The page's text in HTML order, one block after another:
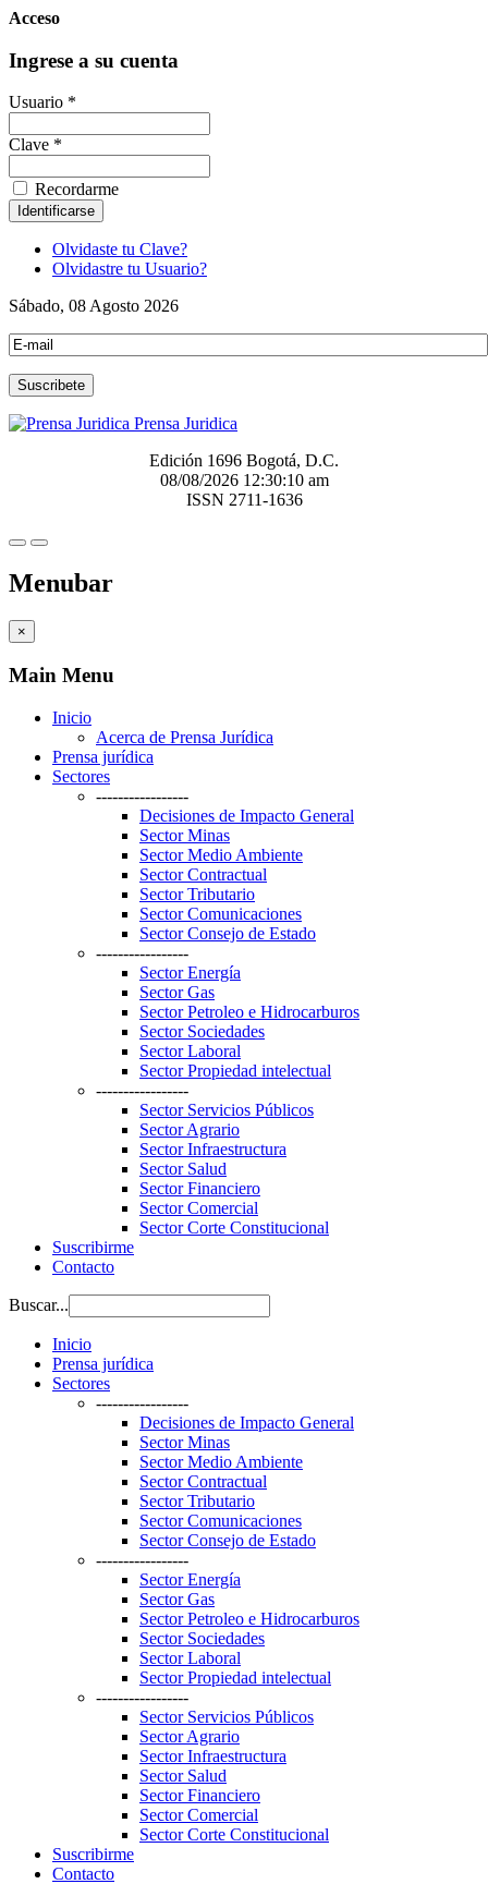
Acceso
Ingrese a su cuenta
Usuario *
Clave *
Recordarme
Olvidaste tu Clave?
Olvidastre tu Usuario?
Sábado, 08 Agosto 2026
Prensa Juridica
Edición 1696 Bogotá, D.C.
08/08/2026 12:30:10 am
ISSN 2711-1636
Menubar
×
Main Menu
Inicio
Acerca de Prensa Jurídica
Prensa jurídica
Sectores
-----------------
Decisiones de Impacto General
Sector Minas
Sector Medio Ambiente
Sector Contractual
Sector Tributario
Sector Comunicaciones
Sector Consejo de Estado
-----------------
Sector Energía
Sector Gas
Sector Petroleo e Hidrocarburos
Sector Sociedades
Sector Laboral
Sector Propiedad intelectual
-----------------
Sector Servicios Públicos
Sector Agrario
Sector Infraestructura
Sector Salud
Sector Financiero
Sector Comercial
Sector Corte Constitucional
Suscribirme
Contacto
Buscar...
Inicio
Prensa jurídica
Sectores
-----------------
Decisiones de Impacto General
Sector Minas
Sector Medio Ambiente
Sector Contractual
Sector Tributario
Sector Comunicaciones
Sector Consejo de Estado
-----------------
Sector Energía
Sector Gas
Sector Petroleo e Hidrocarburos
Sector Sociedades
Sector Laboral
Sector Propiedad intelectual
-----------------
Sector Servicios Públicos
Sector Agrario
Sector Infraestructura
Sector Salud
Sector Financiero
Sector Comercial
Sector Corte Constitucional
Suscribirme
Contacto